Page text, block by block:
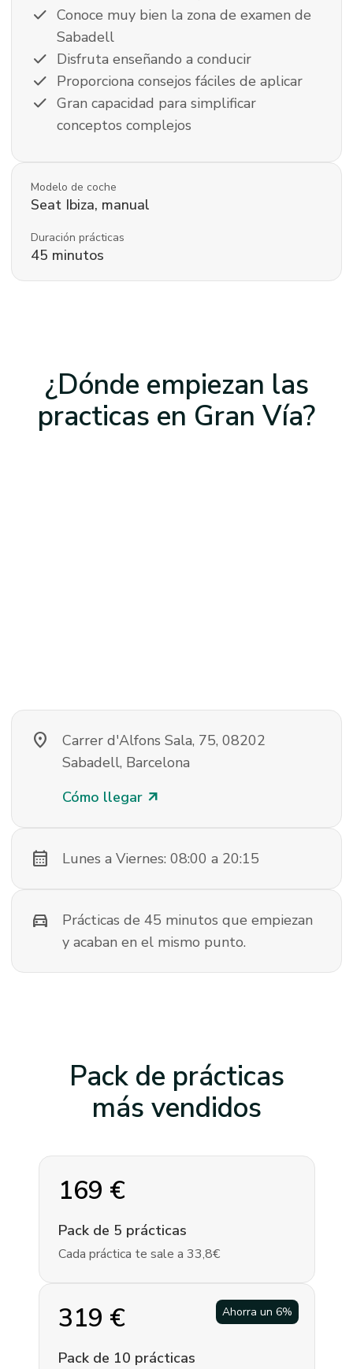
check Conoce muy bien la zona de examen de
Sabadell
check Disfruta enseñando a conducir
check Proporciona consejos fáciles de aplicar
check Gran capacidad para simplificar
conceptos complejos
Modelo de coche
Seat Ibiza, manual
Duración prácticas
45 minutos
¿Dónde empiezan las
practicas en Gran Vía?
location_on
Carrer d'Alfons Sala, 75, 08202
Sabadell, Barcelona
Cómo llegar arrow_outward
calendar_month Lunes a Viernes: 08:00 a 20:15
directions_car
Prácticas de 45 minutos que empiezan
y acaban en el mismo punto.
Pack de prácticas
más vendidos
169 €
Pack de 5 prácticas
Cada práctica te sale a 33,8€
Ahorra un 6%
319 €
Pack de 10 prácticas